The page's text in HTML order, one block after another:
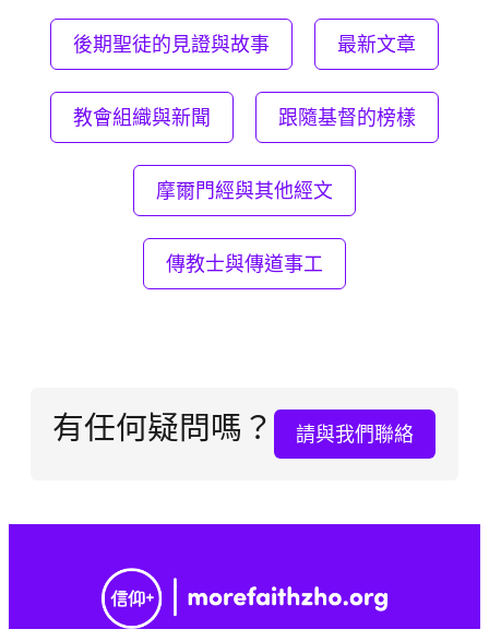
後期聖徒的見證與故事 最新文章
教會組織與新聞 跟隨基督的榜樣
摩爾門經與其他經文
傳教士與傳道事工
有任何疑問嗎？ 請與我們聯絡